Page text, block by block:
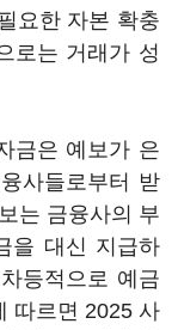
요한 자본 확충
로는 거래가 성
금은 예보가 은
사들로부터 받
는 금융사의 부
을 대신 지급하
등적으로 예금
따르면 2025 사